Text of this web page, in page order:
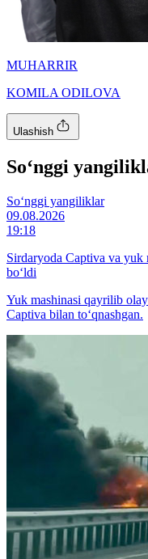
MUHARRIR
KOMILA ODILOVA
Ulashish
So‘nggi
So‘nggi yangiliklar
09.08.2026
19:18
Sirdaryoda Captiva va yuk
bo‘ldi
Yuk mashinasi qayrilib
Captiva bilan to‘qnashgan.